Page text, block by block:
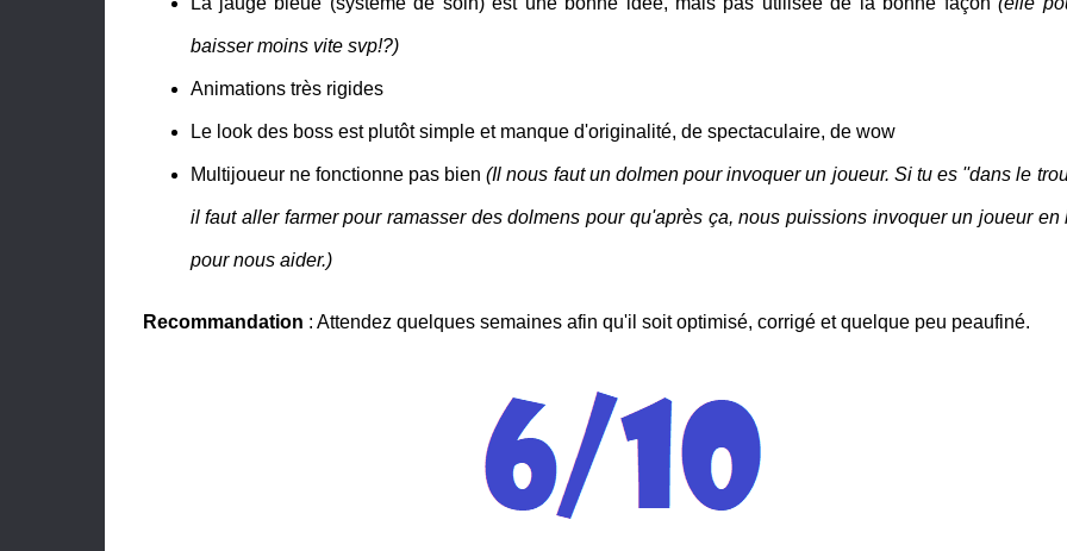
baisser moins vite svp!?)
Animations très rigides
Le look des boss est plutôt simple et manque d'originalité, de spectaculaire, de wow
Multijoueur ne fonctionne pas bien (Il nous faut un dolmen pour invoquer un joueur. Si tu es ''dans le
il faut aller farmer pour ramasser des dolmens pour qu'après ça, nous puissions invoquer un joueur en
pour nous aider.)
Recommandation : Attendez quelques semaines afin qu'il soit optimisé, corrigé et quelque peu peaufiné.